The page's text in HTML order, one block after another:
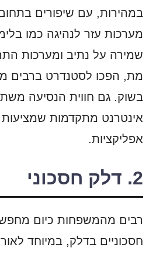
במהירות, עם שיפורים
מערכות עזר לנהיגה כמו
שמירה על נתיב ומערכות
מת, הפכו לסטנדרט ברבים
בשוק. גם חווית הנסיעה
אינטרנט מתקדמות שמציעות
אפליקציות.
2. דלק חסכוני
רבים מהמשפחות כיום
חסכוניים בדלק, במיוחד